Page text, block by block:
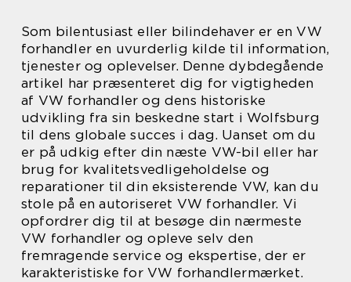
Som bilentusiast eller bilindehaver er en VW
forhandler en uvurderlig kilde til information,
tjenester og oplevelser. Denne dybdegående
artikel har præsenteret dig for vigtigheden
af VW forhandler og dens historiske
udvikling fra sin beskedne start i Wolfsburg
til dens globale succes i dag. Uanset om du
er på udkig efter din næste VW-bil eller har
brug for kvalitetsvedligeholdelse og
reparationer til din eksisterende VW, kan du
stole på en autoriseret VW forhandler. Vi
opfordrer dig til at besøge din nærmeste
VW forhandler og opleve selv den
fremragende service og ekspertise, der er
karakteristiske for VW forhandlermærket.